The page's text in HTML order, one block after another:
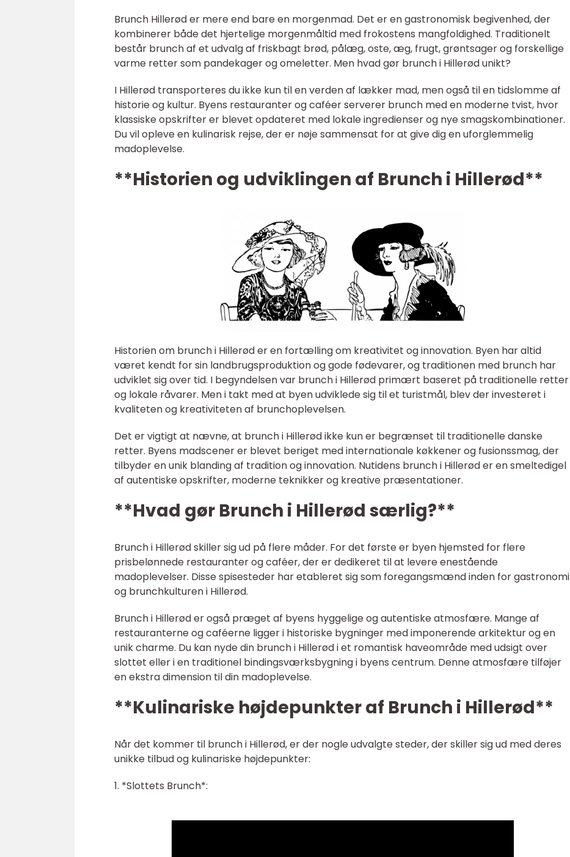
Brunch Hillerød er mere end bare en morgenmad. Det er en gastronomisk begivenhed, der
kombinerer både det hjertelige morgenmåltid med frokostens mangfoldighed. Traditionelt
består brunch af et udvalg af friskbagt brød, pålæg, oste, æg, frugt, grøntsager og forskellige
varme retter som pandekager og omeletter. Men hvad gør brunch i Hillerød unikt?
I Hillerød transporteres du ikke kun til en verden af lækker mad, men også til en tidslomme af
historie og kultur. Byens restauranter og caféer serverer brunch med en moderne tvist, hvor
klassiske opskrifter er blevet opdateret med lokale ingredienser og nye smagskombinationer.
Du vil opleve en kulinarisk rejse, der er nøje sammensat for at give dig en uforglemmelig
madoplevelse.
**Historien og udviklingen af Brunch i Hillerød**
Historien om brunch i Hillerød er en fortælling om kreativitet og innovation. Byen har altid
været kendt for sin landbrugsproduktion og gode fødevarer, og traditionen med brunch har
udviklet sig over tid. I begyndelsen var brunch i Hillerød primært baseret på traditionelle retter
og lokale råvarer. Men i takt med at byen udviklede sig til et turistmål, blev der investeret i
kvaliteten og kreativiteten af brunchoplevelsen.
Det er vigtigt at nævne, at brunch i Hillerød ikke kun er begrænset til traditionelle danske
retter. Byens madscener er blevet beriget med internationale køkkener og fusionssmag, der
tilbyder en unik blanding af tradition og innovation. Nutidens brunch i Hillerød er en smeltedigel
af autentiske opskrifter, moderne teknikker og kreative præsentationer.
**Hvad gør Brunch i Hillerød særlig?**
Brunch i Hillerød skiller sig ud på flere måder. For det første er byen hjemsted for flere
prisbelønnede restauranter og caféer, der er dedikeret til at levere enestående
madoplevelser. Disse spisesteder har etableret sig som foregangsmænd inden for gastronomi
og brunchkulturen i Hillerød.
Brunch i Hillerød er også præget af byens hyggelige og autentiske atmosfære. Mange af
restauranterne og caféerne ligger i historiske bygninger med imponerende arkitektur og en
unik charme. Du kan nyde din brunch i Hillerød i et romantisk haveområde med udsigt over
slottet eller i en traditionel bindingsværksbygning i byens centrum. Denne atmosfære tilføjer
en ekstra dimension til din madoplevelse.
**Kulinariske højdepunkter af Brunch i Hillerød**
Når det kommer til brunch i Hillerød, er der nogle udvalgte steder, der skiller sig ud med deres
unikke tilbud og kulinariske højdepunkter:
1. *Slottets Brunch*: